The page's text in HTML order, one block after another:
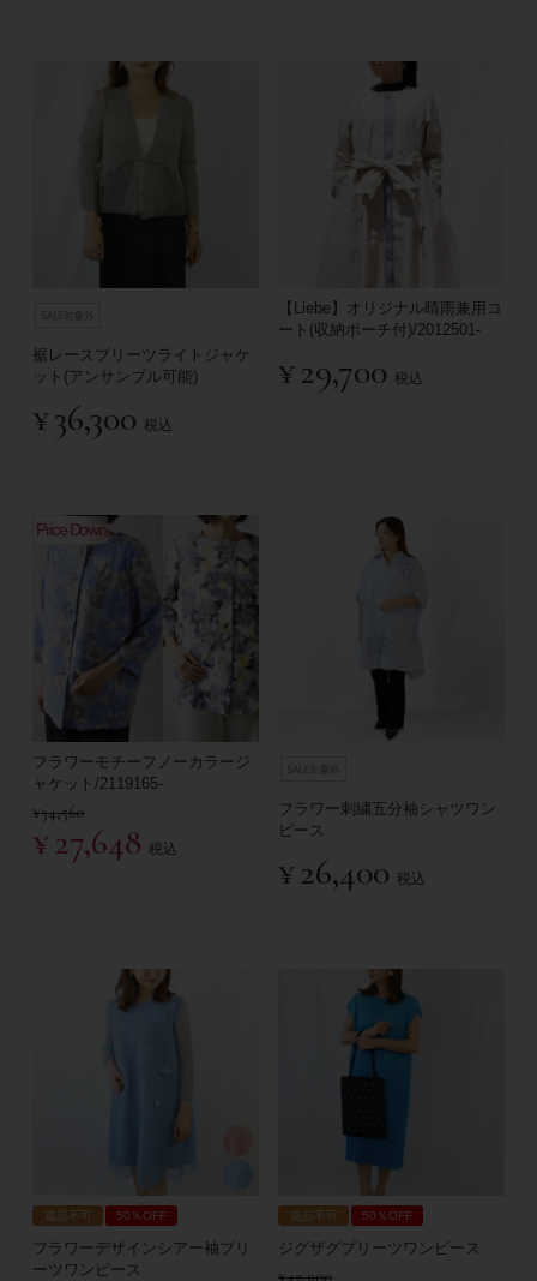
裾レースプリーツライトジャケ
ット(アンサンブル可能)
¥36,300 税込
【Liebe】オリジナル晴雨兼用コ
ート(収納ポーチ付)/2012501-
¥29,700 税込
Price Down
フラワーモチーフノーカラージ
ャケット/2119165-
¥34,560
¥27,648 税込
フラワー刺繍五分袖シャツワン
ピース
¥26,400 税込
返品不可 50％OFF
フラワーデザインシアー袖プリ
ーツワンピース
返品不可 50％OFF
ジグザグプリーツワンピース